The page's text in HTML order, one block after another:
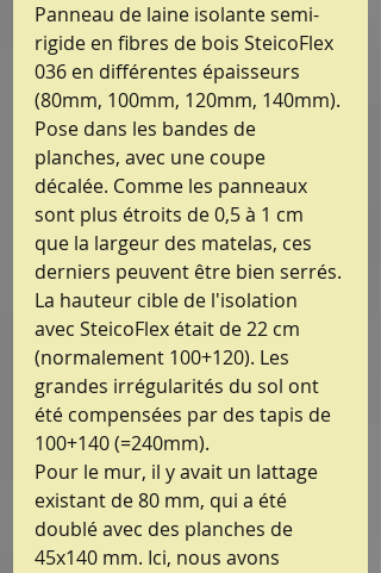
Panneau de laine isolante semi-
rigide en fibres de bois SteicoFlex
036 en différentes épaisseurs
(80mm, 100mm, 120mm, 140mm).
Pose dans les bandes de
planches, avec une coupe
décalée. Comme les panneaux
sont plus étroits de 0,5 à 1 cm
que la largeur des matelas, ces
derniers peuvent être bien serrés.
La hauteur cible de l'isolation
avec SteicoFlex était de 22 cm
(normalement 100+120). Les
grandes irrégularités du sol ont
été compensées par des tapis de
100+140 (=240mm).
Pour le mur, il y avait un lattage
existant de 80 mm, qui a été
doublé avec des planches de
45x140 mm. Ici, nous avons